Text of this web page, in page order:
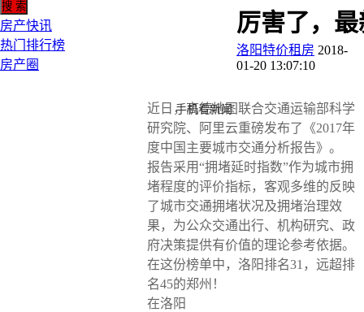
房产快讯
热门排行榜
房产圈
手机看新闻
厉害了，
洛阳特价租房 2018-
01-20 13:07:10
近日，高德地图联合交通运输部科学
研究院、阿里云重磅发布了《2017年
度中国主要城市交通分析报告》。
报告采用“拥堵延时指数”作为城市拥
堵程度的评价指标，客观多维的反映
了城市交通拥堵状况及拥堵治理效
果，为公众交通出行、机构研究、政
府决策提供有价值的理论参考依据。
在这份榜单中，洛阳排名31，远超排
名45的郑州！
在洛阳